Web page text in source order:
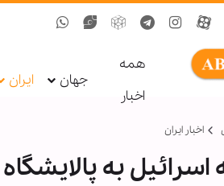
همه
اخبار
جهان ایران
اخبار ایران
به